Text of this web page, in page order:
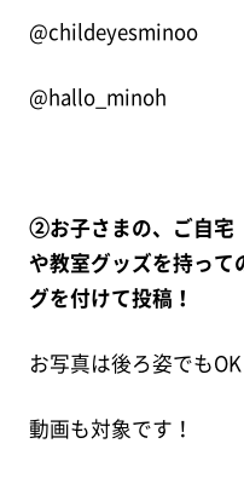
@childeyesminoo
@hallo_minoh
②お子さまの、ご自宅
や教室グッズを持って
グを付けて投稿！
お写真は後ろ姿でもOK
動画も対象です！